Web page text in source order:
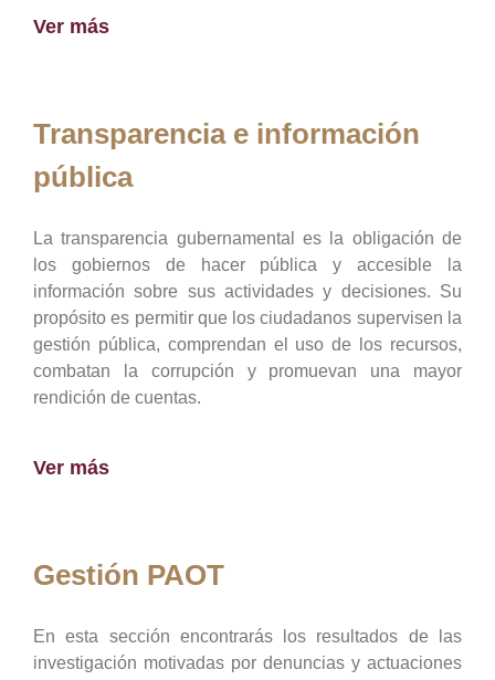
Ver más
Transparencia e información
pública
La transparencia gubernamental es la obligación de
los gobiernos de hacer pública y accesible la
información sobre sus actividades y decisiones. Su
propósito es permitir que los ciudadanos supervisen la
gestión pública, comprendan el uso de los recursos,
combatan la corrupción y promuevan una mayor
rendición de cuentas.
Ver más
Gestión PAOT
En esta sección encontrarás los resultados de las
investigación motivadas por denuncias y actuaciones